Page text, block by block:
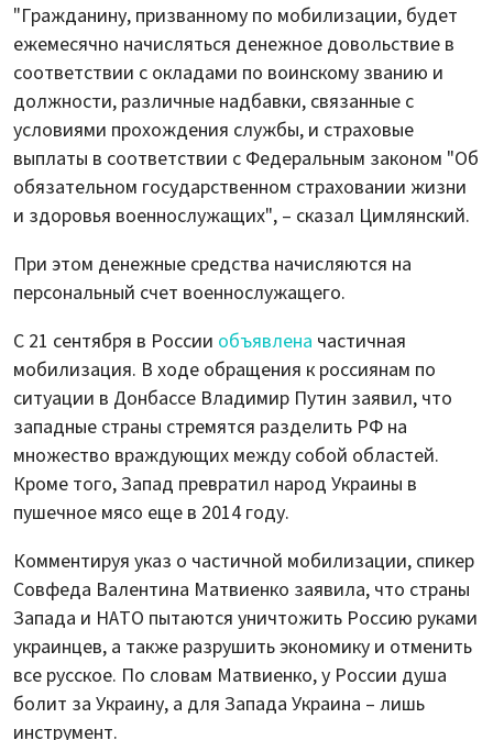
"Гражданину, призванному по мобилизации, будет
ежемесячно начисляться денежное довольствие в
соответствии с окладами по воинскому званию и
должности, различные надбавки, связанные с
условиями прохождения службы, и страховые
выплаты в соответствии с Федеральным законом "Об
обязательном государственном страховании жизни
и здоровья военнослужащих", – сказал Цимлянский.
При этом денежные средства начисляются на
персональный счет военнослужащего.
С 21 сентября в России объявлена частичная
мобилизация. В ходе обращения к россиянам по
ситуации в Донбассе Владимир Путин заявил, что
западные страны стремятся разделить РФ на
множество враждующих между собой областей.
Кроме того, Запад превратил народ Украины в
пушечное мясо еще в 2014 году.
Комментируя указ о частичной мобилизации, спикер
Совфеда Валентина Матвиенко заявила, что страны
Запада и НАТО пытаются уничтожить Россию руками
украинцев, а также разрушить экономику и отменить
все русское. По словам Матвиенко, у России душа
болит за Украину, а для Запада Украина – лишь
инструмент.